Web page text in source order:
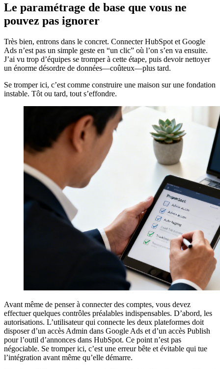
Le paramétrage de base que vous ne
pouvez pas ignorer
Très bien, entrons dans le concret. Connecter HubSpot et Google
Ads n’est pas un simple geste en “un clic” où l’on s’en va ensuite.
J’ai vu trop d’équipes se tromper à cette étape, puis devoir nettoyer
un énorme désordre de données—coûteux—plus tard.
Se tromper ici, c’est comme construire une maison sur une fondation
instable. Tôt ou tard, tout s’effondre.
Avant même de penser à connecter des comptes, vous devez
effectuer quelques contrôles préalables indispensables. D’abord, les
autorisations. L’utilisateur qui connecte les deux plateformes doit
disposer d’un accès Admin dans Google Ads et d’un accès Publish
pour l’outil d’annonces dans HubSpot. Ce point n’est pas
négociable. Se tromper ici, c’est une erreur bête et évitable qui tue
l’intégration avant même qu’elle démarre.